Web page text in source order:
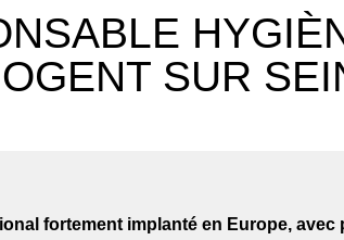
SUR
fortement implanté en Europe, avec